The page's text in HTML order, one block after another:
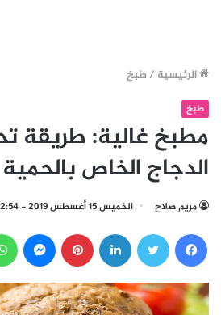
الرئيسية /طبخ
طبخ
مطبخ غالية: طريقة
الدجاج الخاص بالحمية
مريم صلاح الخميس 15 أغسطس 2019 - 12:54